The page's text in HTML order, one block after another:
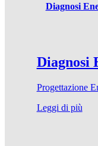
Diagnosi
Diagnosi
Progettazione
Leggi di più